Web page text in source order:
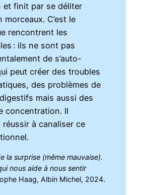
et finit par se déliter
C’est le
rencontrent les
: ils ne sont pas
de s’auto-
peut créer des troubles
des problèmes de
mais aussi des
concentration. Il
à canaliser ce
la surprise (même mauvaise).
nous aide à nous sentir
Haag, Albin Michel, 2024.